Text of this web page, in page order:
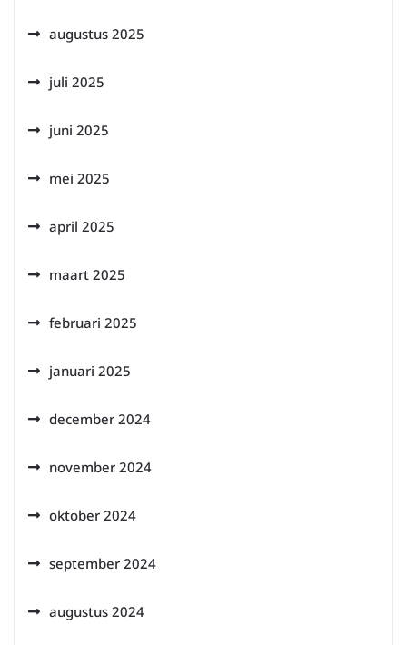
augustus 2025
juli 2025
juni 2025
mei 2025
april 2025
maart 2025
februari 2025
januari 2025
december 2024
november 2024
oktober 2024
september 2024
augustus 2024